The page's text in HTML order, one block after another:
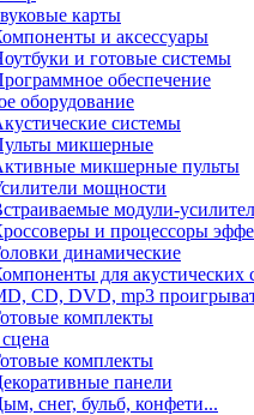
карты
и аксессуары
и готовые системы
обеспечение
оборудование
системы
микшерные
микшерные пульты
мощности
модули-
и процессоры
динамические
для акустических
CD, DVD, mp3
комплекты
комплекты
панели
снег, бульб, конфети...